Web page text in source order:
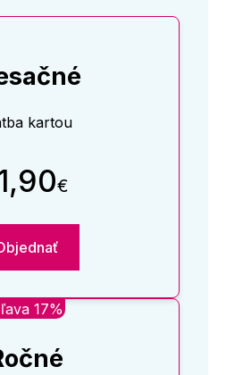
kartou
€
17%